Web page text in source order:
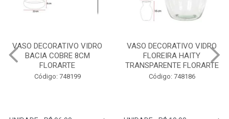
VASO DECORATIVO VIDRO
BACIA COBRE 8CM
FLORARTE
Código: 748199
VASO DECORATIVO VIDRO
FLOREIRA HAITY
TRANSPARENTE FLORARTE
Código: 748186